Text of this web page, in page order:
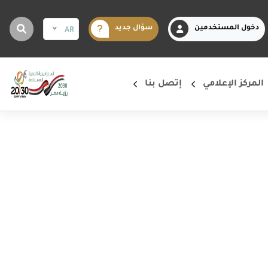
دخول المستخدمين سؤال جديد AR
المركز الإعلامي إتصل بنا